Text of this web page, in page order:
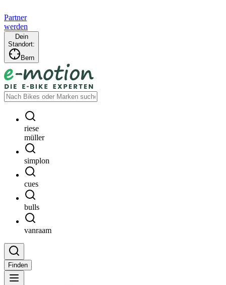
Partner
werden
Dein
Standort:
Bern
riese
müller
simplon
cues
bulls
vanraam
Finden